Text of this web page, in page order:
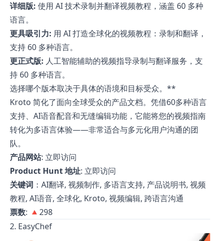
详细版: 使用 AI 技术录制并翻译视频教程，涵盖 60 多种
语言。
更具吸引力: 用 AI 打造全球化的视频教程：录制和翻译，
支持 60 多种语言。
更正式版: 人工智能辅助的视频指导录制与翻译服务，支
持 60 多种语言。
选择哪个版本取决于具体的语境和目标受众。**
Kroto 简化了面向全球受众的产品文档。凭借60多种语言
支持、AI语音配音和无缝编辑功能，它能将您的视频指南
转化为多语言体验——非常适合与多元化用户沟通的团
队。
产品网站: 立即访问
Product Hunt 地址: 立即访问
关键词 ：AI翻译, 视频制作, 多语言支持, 产品说明书, 视频
教程, AI语音, 全球化, Kroto, 视频编辑, 跨语言沟通
票数: 🔺298
2. EasyChef